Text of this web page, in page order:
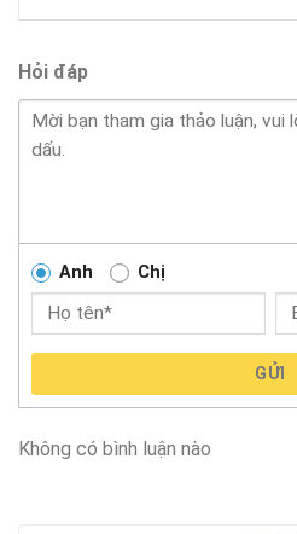
Hỏi đáp
Anh Chị
GỬI
Không có bình luận nào